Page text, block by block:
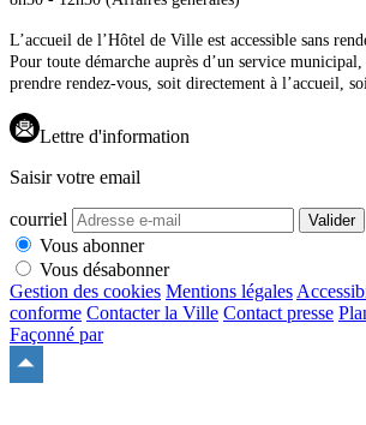
L’accueil de l’Hôtel de Ville est accessible sans
Pour toute démarche auprès d’un service
prendre rendez-vous, soit directement à l’accueil,
Lettre d'information
Saisir votre email
courriel Valider
Vous abonner
Vous désabonner
Gestion des cookies Mentions légales
conforme Contacter la Ville Contact presse
Façonné par